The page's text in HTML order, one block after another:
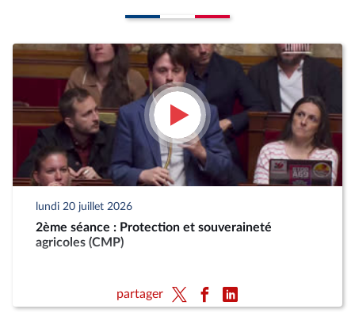
lundi 20 juillet 2026
2ème séance : Protection et souveraineté
agricoles (CMP)
partager